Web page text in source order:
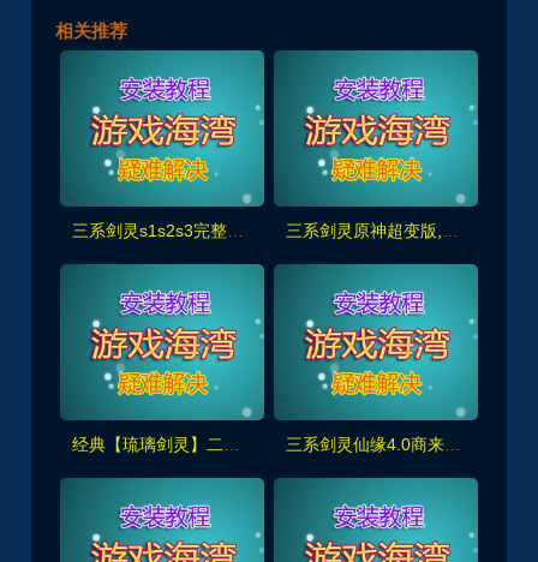
相关推荐
三系剑灵s1s2s3完整主线60级50星，可单人副本,黑月武器、首饰等+GM工具
三系剑灵仙缘4.0商来版本，装备玩法丰富完善+玩法攻略+视频教程+GM工具